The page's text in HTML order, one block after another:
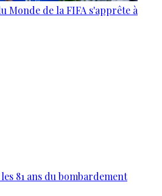
Monde de la FIFA s'apprête à
81 ans du bombardement